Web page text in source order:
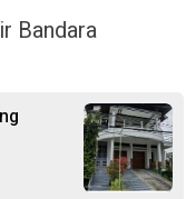
Bandara